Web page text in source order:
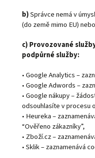
b)Správce nemá v
(do země mimo EU)
c) Provozované
podpůrné služby:
• Google Analytics –
• Google Adwords –
• Google nákupy –
odsouhlasíte v procesu
• Heureka –
“Ověřeno zákazníky”,
• Zboží.cz –
• Sklik – zaznamenává